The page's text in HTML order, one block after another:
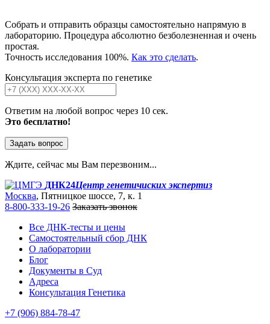
Собрать и отправить образцы самостоятельно напрямую в
лабораторию. Процедура абсолютно безболезненная и очень
простая.
Точность исследования 100%. Как это сделать.
Консультация эксперта по генетике
Ответим на любой вопрос через 10 сек.
Это бесплатно!
Задать вопрос
Ждите, сейчас мы Вам перезвоним...
ДНК24Центр генетичиских экспертиз
Москва, Пятницкое шоссе, 7, к. 1
8-800-333-19-26 Заказать звонок
Все ДНК-тесты и цены
Самостоятельный сбор ДНК
О лаборатории
Блог
Документы в Суд
Адреса
Консультация Генетика
+7 (906) 884-78-47